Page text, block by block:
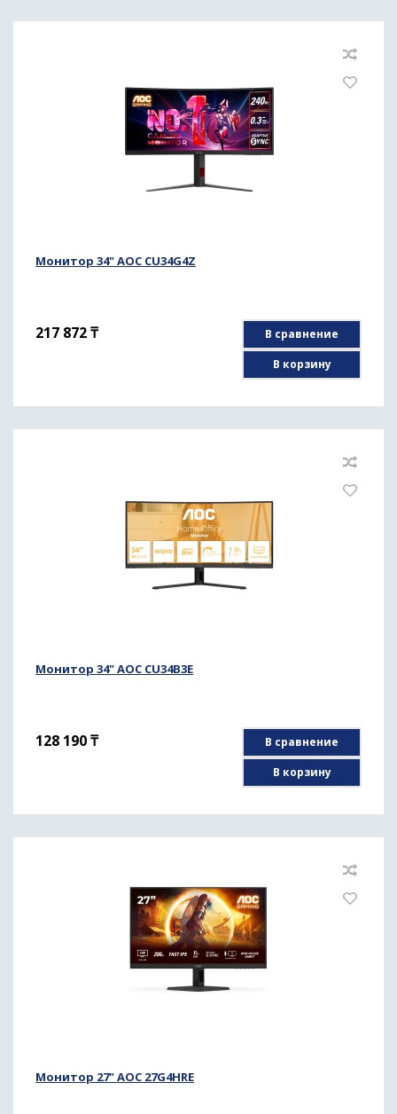
Монитор 34" AOC CU34G4Z
217 872₸
В сравнение
В корзину
Монитор 34" AOC CU34B3E
128 190₸
В сравнение
В корзину
Монитор 27" AOC 27G4HRE